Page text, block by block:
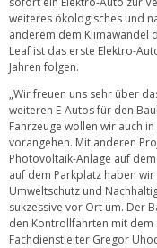
weiteres ökologisches und
anderem dem Klimawandel
Leaf ist das erste Elektro-
Jahren folgen.
„Wir freuen uns sehr über
weiteren E-Autos für den
Fahrzeuge wollen wir auch
vorangehen. Mit anderen
Photovoltaik-Anlage auf
auf dem Parkplatz haben
Umweltschutz und
sukzessive vor Ort um. Der
den Kontrollfahrten mit dem
Fachdienstleiter Gregor